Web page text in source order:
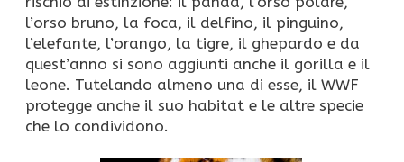
l’orso bruno, la foca, il delfino, il pinguino,
l’elefante, l’orango, la tigre, il ghepardo e da
quest’anno si sono aggiunti anche il gorilla e il
leone. Tutelando almeno una di esse, il WWF
protegge anche il suo habitat e le altre specie
che lo condividono.